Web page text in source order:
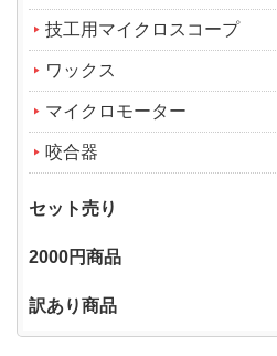
技工用マイクロスコープ
ワックス
マイクロモーター
咬合器
セット売り
2000円商品
訳あり商品